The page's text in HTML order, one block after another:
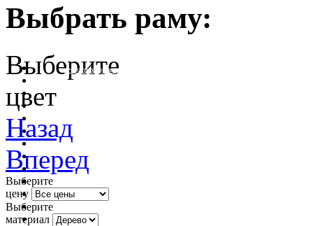
Выбрать раму:
очистить фильтр цвета
Выберите
цвет
Назад
Вперед
Выберите
цену
Выберите
материал